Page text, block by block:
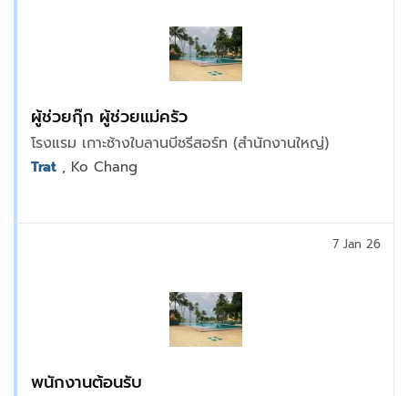
ผู้ช่วยกุ๊ก ผู้ช่วยแม่ครัว
โรงแรม เกาะช้างใบลานบีชรีสอร์ท (สำนักงานใหญ่)
Trat , Ko Chang
พนักงานต้อนรับ
7 Jan 26